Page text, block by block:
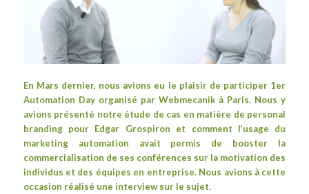
En Mars dernier, nous avions eu le plaisir de participer 1er
Automation Dayorganisé parWebmecanik à Paris. Nous y
avions présenté notre étude de cas en matière de personal
branding pour Edgar Grospiron et comment l’usage du
marketing automation avait permis de booster la
commercialisation de ses conférences sur la motivation des
individus et des équipes en entreprise. Nous avions à cette
occasion réalisé une interview sur le sujet.